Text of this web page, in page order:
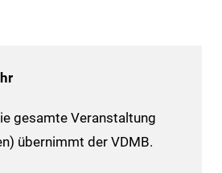
gesamte Veranstaltung
übernimmt der VDMB.